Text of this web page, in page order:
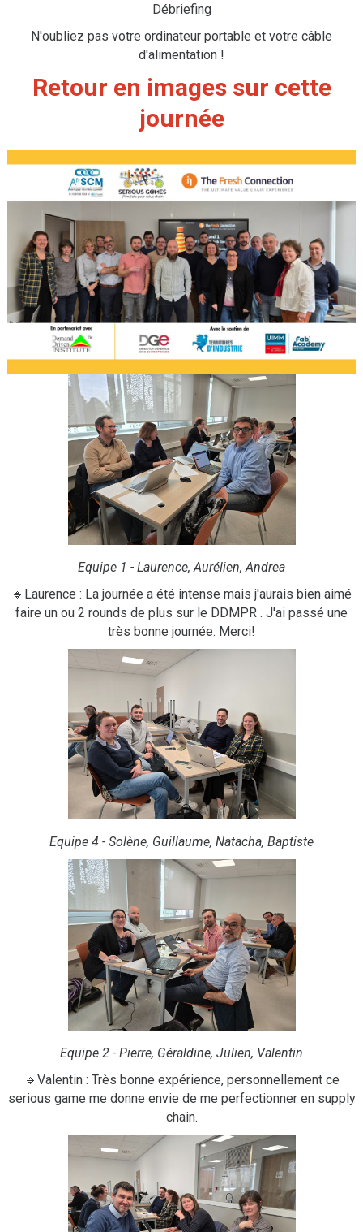
Débriefing
N'oubliez pas votre ordinateur portable et votre câble
d'alimentation !
Retour en images sur cette
journée
Equipe 1 - Laurence, Aurélien, Andrea
🔹Laurence : La journée a été intense mais j'aurais bien aimé
faire un ou 2 rounds de plus sur le DDMPR . J'ai passé une
très bonne journée. Merci!
Equipe 4 - Solène, Guillaume, Natacha, Baptiste
Equipe 2 - Pierre, Géraldine, Julien, Valentin
🔹Valentin : Très bonne expérience, personnellement ce
serious game me donne envie de me perfectionner en supply
chain.